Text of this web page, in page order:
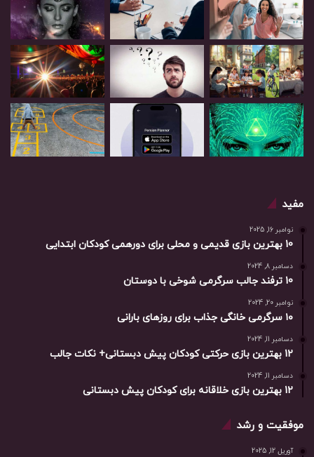
مفید
نوامبر 16, 2025
10 بهترین بازی‌ قدیمی و محلی برای دورهمی کودکان ابتدایی
دسامبر 8, 2024
10 ترفند جالب سرگرمی شوخی با دوستان
نوامبر 20, 2024
۱۰ سرگرمی خانگی جذاب برای روزهای بارانی
دسامبر 11, 2024
12 بهترین بازی حرکتی کودکان پیش دبستانی+ نکات جالب
دسامبر 11, 2024
12 بهترین بازی خلاقانه برای کودکان پیش دبستانی
موفقیت و رشد
آوریل 12, 2025